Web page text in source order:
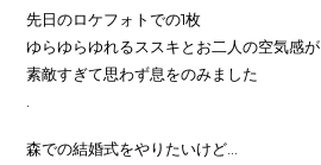
先日のロケフォトでの1枚
ゆらゆらゆれるススキとお二人の空気感が
素敵すぎて思わず息をのみました
森での結婚式をやりたいけど…